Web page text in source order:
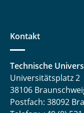
Kontakt
Technische
Universitätsplatz 2
38106
Postfach: 38092